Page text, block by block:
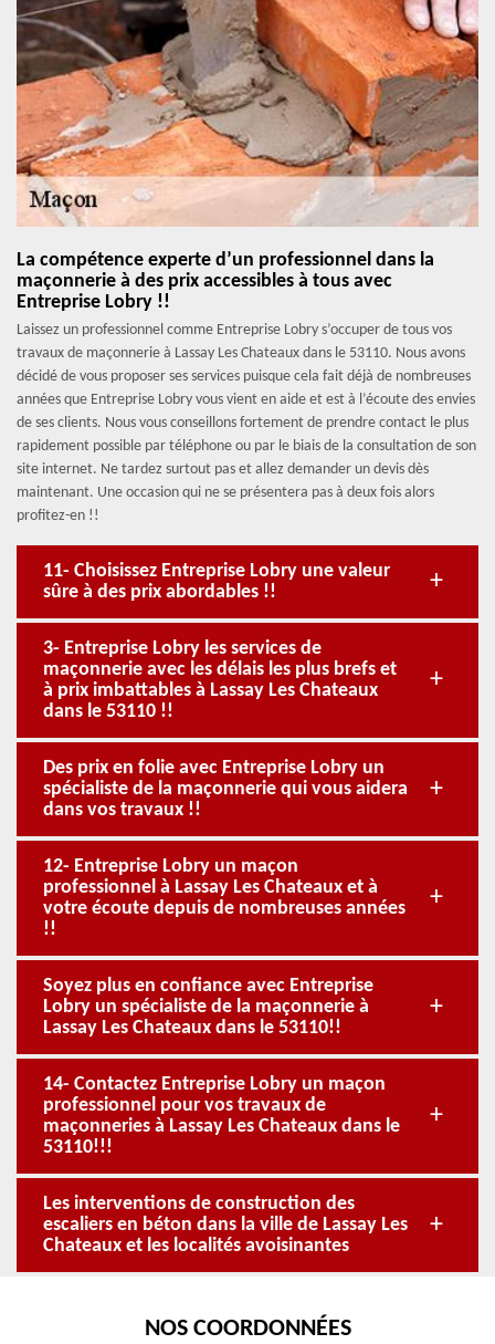
La compétence experte d’un professionnel dans la
maçonnerie à des prix accessibles à tous avec
Entreprise Lobry !!
Laissez un professionnel comme Entreprise Lobry s’occuper de tous vos
travaux de maçonnerie à Lassay Les Chateaux dans le 53110. Nous avons
décidé de vous proposer ses services puisque cela fait déjà de nombreuses
années que Entreprise Lobry vous vient en aide et est à l’écoute des envies
de ses clients. Nous vous conseillons fortement de prendre contact le plus
rapidement possible par téléphone ou par le biais de la consultation de son
site internet. Ne tardez surtout pas et allez demander un devis dès
maintenant. Une occasion qui ne se présentera pas à deux fois alors
profitez-en !!
11- Choisissez Entreprise Lobry une valeur
sûre à des prix abordables !!
3- Entreprise Lobry les services de
maçonnerie avec les délais les plus brefs et
à prix imbattables à Lassay Les Chateaux
dans le 53110 !!
Des prix en folie avec Entreprise Lobry un
spécialiste de la maçonnerie qui vous aidera
dans vos travaux !!
12- Entreprise Lobry un maçon
professionnel à Lassay Les Chateaux et à
votre écoute depuis de nombreuses années
!!
Soyez plus en confiance avec Entreprise
Lobry un spécialiste de la maçonnerie à
Lassay Les Chateaux dans le 53110!!
14- Contactez Entreprise Lobry un maçon
professionnel pour vos travaux de
maçonneries à Lassay Les Chateaux dans le
53110!!!
Les interventions de construction des
escaliers en béton dans la ville de Lassay Les
Chateaux et les localités avoisinantes
NOS COORDONNÉES